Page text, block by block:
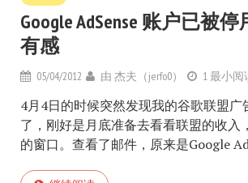
Google AdSense 账户已被
有感
05/04/2012 由 杰夫（jerfo0） 1 最小阅
4月4日的时候突然发现我的谷歌联盟广
了，刚好是月底准备去看看联盟的收入
的窗口。查看了邮件，原来是Google